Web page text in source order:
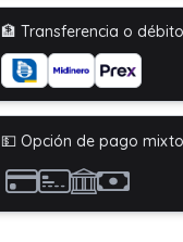
🏦 Transferencia o
💵 Opción de pago